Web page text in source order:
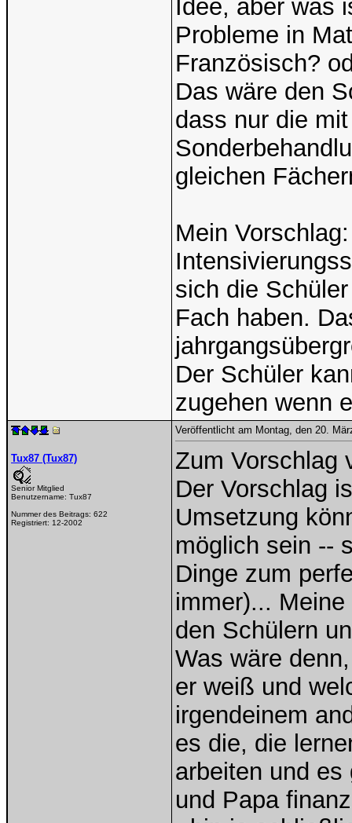
Idee, aber was
Probleme in
Französisch?
Das wäre den
dass nur die
gleichen
Mein
sich die
Fach haben.
Der Schüler
zugehen wenn
Tux87 (Tux87)
Senior Mitglied
Benutzername: Tux87
Nummer des Beitrags: 622
Registriert: 12-2002
Veröffentlicht am Montag, den 20.
Zum Vorschlag
Der Vorschlag
Umsetzung
möglich sein --
Dinge zum
immer)...
den Schülern
Was wäre
er weiß und
irgendeinem
es die, die
arbeiten und
und Papa